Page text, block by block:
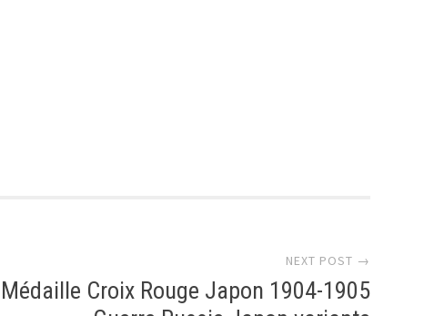
NEXT POST →
Médaille Croix Rouge Japon 1904-1905